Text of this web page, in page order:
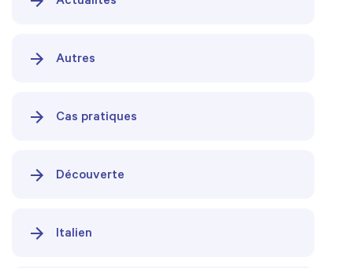
Autres
Cas pratiques
Découverte
Italien